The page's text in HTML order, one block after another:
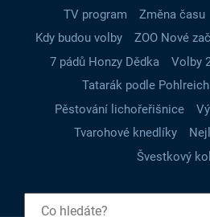
TV program
Změna času
Kdy budou volby
ZOO Nové
7 pádů Honzy Dědka
Volby
Tatarák podle
Pěstování lichořeřišnice
Tvarohové knedlíky
Švestkový